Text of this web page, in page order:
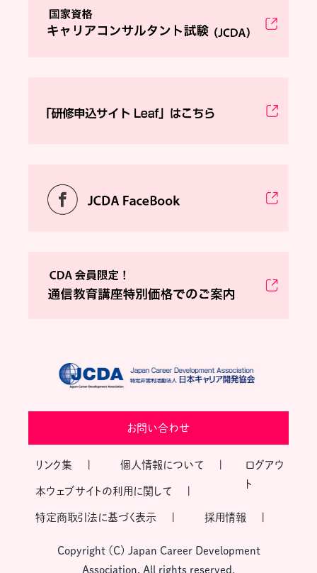
お問い合わせ
リンク集 個人情報について
本ウェブサイトの利用に関して
特定商取引法に基づく表示 採用情報
ログアウ
ト
Copyright (C) Japan Career Development
Association, All rights reserved.